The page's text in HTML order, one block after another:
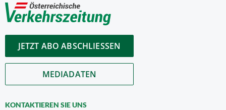
JETZT ABO ABSCHLIESSEN
MEDIADATEN
KONTAKTIEREN SIE UNS